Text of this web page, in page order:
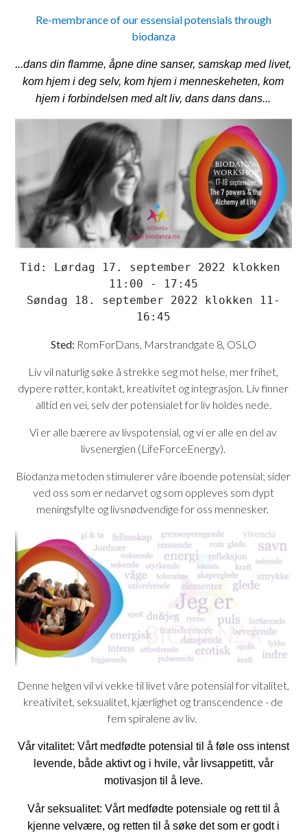
Re-membrance of our essensial potensials through
biodanza
...dans din flamme, åpne dine sanser, samskap med livet,
kom hjem i deg selv, kom hjem i menneskeheten, kom
hjem i forbindelsen med alt liv, dans dans dans...
Tid:
Lørdag 17. september 2022 klokken
11:00 - 17:45
Søndag 18. september 2022 klokken 11-
16:45
Sted: RomForDans, Marstrandgate 8, OSLO
Liv vil naturlig søke å strekke seg mot helse, mer frihet,
dypere røtter, kontakt, kreativitet og integrasjon. Liv finner
alltid en vei, selv der potensialet for liv holdes nede.
Vi er alle bærere av livspotensial, og vi er alle en del av
livsenergien (LifeForceEnergy).
Biodanza metoden stimulerer våre iboende potensial; sider
ved oss som er nedarvet og som oppleves som dypt
meningsfylte og livsnødvendige for oss mennesker.
Denne helgen vil vi vekke til livet våre potensial for vitalitet,
kreativitet, seksualitet, kjærlighet og transcendence - de
fem spiralene av liv.
Vår vitalitet: Vårt medfødte potensial til å føle oss intenst
levende, både aktivt og i hvile, vår livsappetitt, vår
motivasjon til å leve.
Vår seksualitet: Vårt medfødte potensiale og rett til å
kjenne velvære, og retten til å søke det som er godt i